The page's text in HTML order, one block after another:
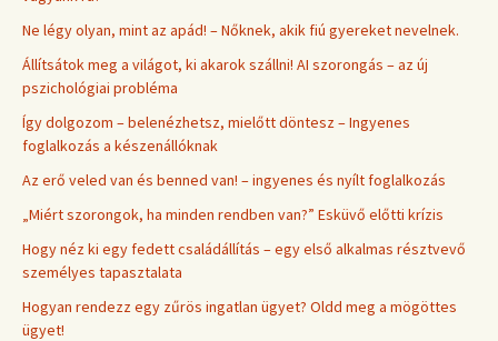
Ne légy olyan, mint az apád! – Nőknek, akik fiú gyereket nevelnek.
Állítsátok meg a világot, ki akarok szállni! AI szorongás – az új
pszichológiai probléma
Így dolgozom – belenézhetsz, mielőtt döntesz – Ingyenes
foglalkozás a készenállóknak
Az erő veled van és benned van! – ingyenes és nyílt foglalkozás
„Miért szorongok, ha minden rendben van?” Esküvő előtti krízis
Hogy néz ki egy fedett családállítás – egy első alkalmas résztvevő
személyes tapasztalata
Hogyan rendezz egy zűrös ingatlan ügyet? Oldd meg a mögöttes
ügyet!